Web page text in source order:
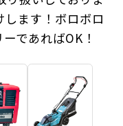
ます！ボロボロ
であればOK！